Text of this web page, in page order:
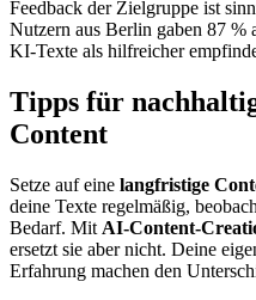
Feedback der Zielgruppe ist
Nutzern aus Berlin gaben 87 %
KI-Texte als hilfreicher
Tipps für
Content
Setze auf eine langfristige
deine Texte regelmäßig,
Bedarf. Mit AI-Content-
ersetzt sie aber nicht. Deine
Erfahrung machen den